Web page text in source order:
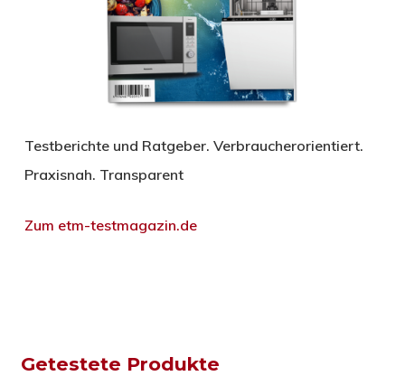
Testberichte und Ratgeber. Verbraucherorientiert.
Praxisnah. Transparent
Zum etm-testmagazin.de
Getestete Produkte